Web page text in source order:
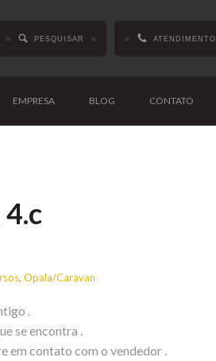
PESQUISAR ATENDIMENTO
EMPRESA BLOG CONTATO
, Opala/Caravan
.
se encontra .
em contato com o vendedor .